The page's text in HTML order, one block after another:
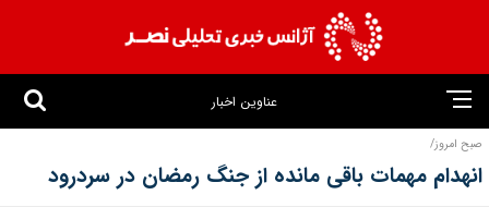
عناوین اخبار
صبح امروز/
انهدام مهمات باقی‌ مانده از جنگ رمضان در سردرود